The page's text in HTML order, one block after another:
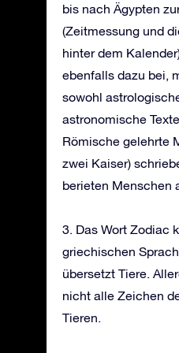
bis nach Ägypten
(Zeitmessung und
hinter dem
ebenfalls dazu bei,
sowohl
astronomische
Römische gelehrte
zwei Kaiser)
berieten Menschen
3. Das Wort Zodiac
griechischen
übersetzt Tiere.
nicht alle Zeichen
Tieren.